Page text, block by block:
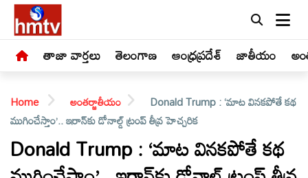
తాజా వార్తలు తెలంగాణ ఆంధ్రప్రదేశ్ జాతీయం
LIVE
Home అంతర్జాతీయం
Donald Trump : ‘మాట వినకపోతే కథ
ముగించేస్తాం’.. ఇరాన్‌కు డోనాల్డ్ ట్రంప్ తీవ్ర హెచ్చరిక
Donald Trump : ‘మాట వినకపోతే కథ